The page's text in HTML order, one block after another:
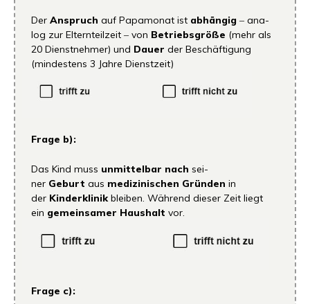
Der Anspruch auf Papa­mo­nat ist abhän­gig ‒ ana­
log zur Eltern­teil­zeit ‒ von Betriebs­grö­ße (mehr als
20 Dienst­neh­mer) und Dau­er der Beschäf­ti­gung
(min­des­tens 3 Jah­re Dienstzeit)
Fra­ge b):
Das Kind muss unmit­tel­bar nach sei­
ner Geburt aus medi­zi­ni­schen Grün­den in
der Kin­der­kli­nikblei­ben. Wäh­rend die­ser Zeit liegt
ein gemein­sa­mer Haus­halt vor.
Fra­ge c):